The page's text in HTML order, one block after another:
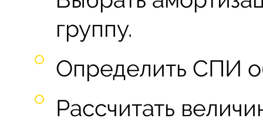
группу.
Определить СПИ
Рассчитать